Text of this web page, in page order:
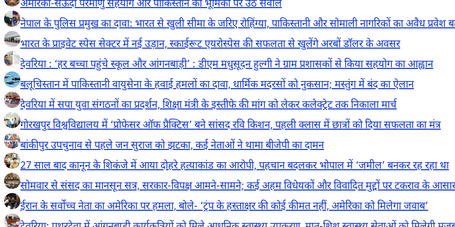
अमेरिका-सऊदी परमाणु सहयोग और पाकिस्तान की भूमिका पर उठे सवाल
नेपाल के पुलिस प्रमुख का दावा: भारत से खुली सीमा के जरिए रोहिंग्या, पाकिस्तानी और सोमाली नागरिकों का अवैध प्रवेश
भारत के प्राइवेट स्पेस सेक्टर में नई उड़ान, स्काईरूट एयरोस्पेस की सफलता से खुलेंगे अरबों डॉलर के अवसर
देवरिया : ‘हर बच्चा पहुंचे स्कूल और आंगनबाड़ी’ : डीएम मधुसूदन हुल्गी ने ग्राम प्रशासकों से किया सहयोग का आह्वान
बलूचिस्तान में पाकिस्तानी वायुसेना के हवाई हमलों का दावा, धार्मिक मदरसों को नुकसान; मस्तुंग में बंद का ऐलान
देवरिया में सपा युवा संगठनों का प्रदर्शन, शिक्षा मंत्री के इस्तीफे की मांग को लेकर कलेक्ट्रेट तक निकाला मार्च
गोरखपुर विश्वविद्यालय में ‘प्रोफेसर ऑफ प्रैक्टिस’ बने सांसद रवि किशन, पहली क्लास में छात्रों को दिया सफलता का मंत्र
बांकीपुर उपचुनाव से पहले जन सुराज को झटका, कई नेताओं ने थामा बीजेपी का दामन
27 साल बाद कानून के शिकंजे में आया दोहरे हत्याकांड का आरोपी, पहचान बदलकर भोपाल में ‘जमील’ बनकर रह रहा था
सोमवार से संसद का मानसून सत्र, सरकार-विपक्ष आमने-सामने; कई अहम विधेयकों और विवादित मुद्दों पर टकराव के
ईरान के सर्वोच्च नेता का अमेरिका पर हमला, बोले- ‘ट्रंप के हस्ताक्षर की कोई कीमत नहीं, अमेरिका को मिलेगा जवाब’